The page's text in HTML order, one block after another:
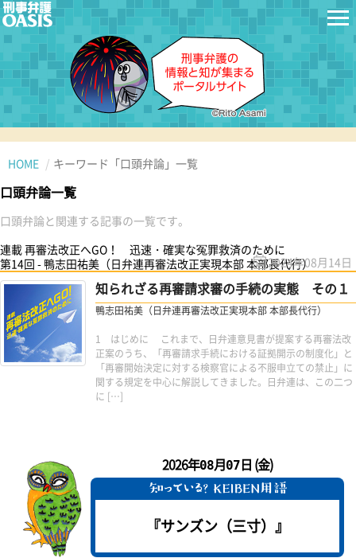
HOME キーワード「口頭弁論」一覧
口頭弁論一覧
口頭弁論と関連する記事の一覧です。
連載 再審法改正へGO！ 迅速・確実な冤罪救済のために
第14回 - 鴨志田祐美（日弁連再審法改正実現本部 本部長代行）
2024年08月14日
知られざる再審請求審の手続の実態 その１
鴨志田祐美（日弁連再審法改正実現本部 本部長代行）
1 はじめに これまで、日弁連意見書が提案する再審法改
正案のうち、「再審請求手続における証拠開示の制度化」と
「再審開始決定に対する検察官による不服申立ての禁止」に
関する規定を中心に解説してきました。日弁連は、この二つ
に […]
2026年08月07日 (金)
『サンズン（三寸）』